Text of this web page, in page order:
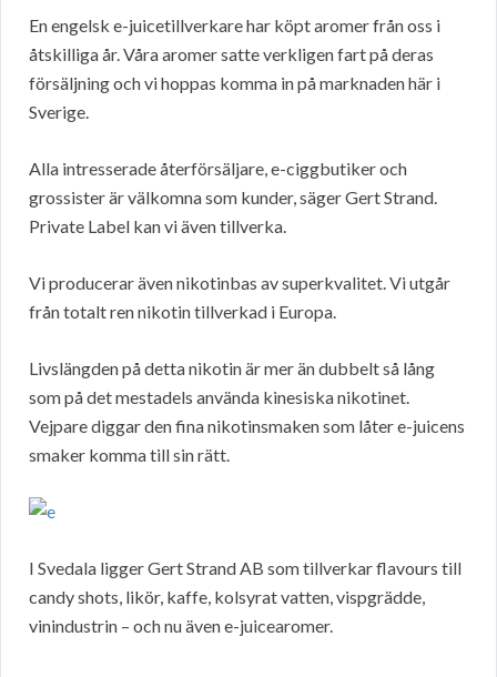
En engelsk e-juicetillverkare har köpt aromer från oss i
åtskilliga år. Våra aromer satte verkligen fart på deras
försäljning och vi hoppas komma in på marknaden här i
Sverige.
Alla intresserade återförsäljare, e-ciggbutiker och
grossister är välkomna som kunder, säger Gert Strand.
Private Label kan vi även tillverka.
Vi producerar även nikotinbas av superkvalitet. Vi utgår
från totalt ren nikotin tillverkad i Europa.
Livslängden på detta nikotin är mer än dubbelt så lång
som på det mestadels använda kinesiska nikotinet.
Vejpare diggar den fina nikotinsmaken som låter e-juicens
smaker komma till sin rätt.
I Svedala ligger Gert Strand AB som tillverkar flavours till
candy shots, likör, kaffe, kolsyrat vatten, vispgrädde,
vinindustrin – och nu även e-juicearomer.